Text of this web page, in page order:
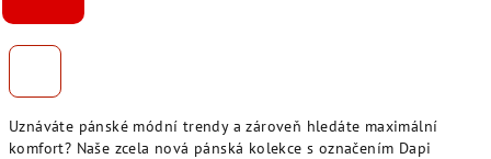
Uznáváte pánské módní trendy a zároveň hledáte maximální
komfort? Naše zcela nová pánská kolekce s označením Dapi